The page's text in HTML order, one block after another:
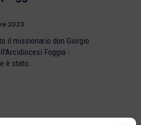
2023
il missionario don Giorgio
Foggia -
è stato...